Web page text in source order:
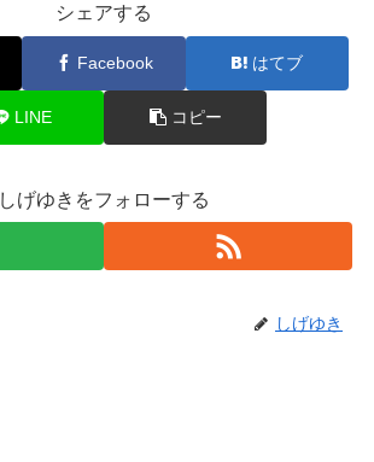
シェアする
Facebook はてブ
LINE コピー
しげゆきをフォローする
しげゆき